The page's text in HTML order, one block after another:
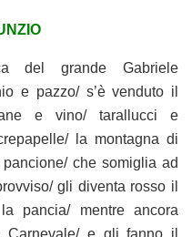
del grande Gabriele
e pazzo/ s’è venduto il
e vino/ tarallucci e
la montagna di
che somiglia ad
gli diventa rosso il
pancia/ mentre ancora
Carnevale/ e gli fanno il